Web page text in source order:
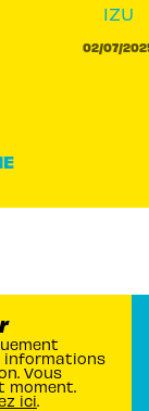
IZU
02/07/
informations
Vous
moment.
ici.